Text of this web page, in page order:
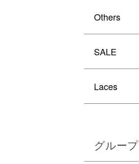
Others
SALE
Laces
グループ